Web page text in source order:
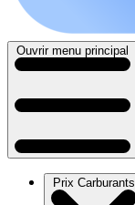
Ouvrir menu principal
Prix Carburants